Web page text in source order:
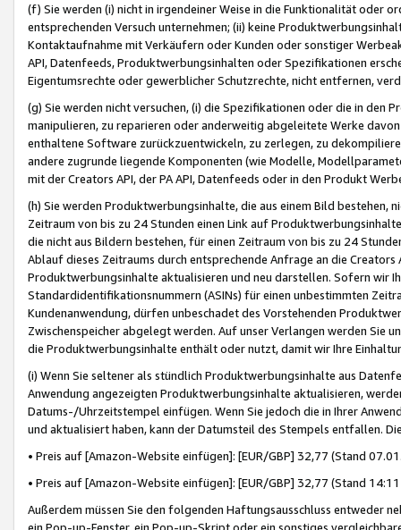
(f) Sie werden (i) nicht in irgendeiner Weise in die Funktionalität oder
entsprechenden Versuch unternehmen; (ii) keine
Kontaktaufnahme mit Verkäufern oder Kunden oder sonstiger
API, Datenfeeds, Produktwerbungsinhalten oder Spezifikationen
Eigentumsrechte oder gewerblicher Schutzrechte, nicht entfernen,
(g) Sie werden nicht versuchen, (i) die Spezifikationen oder die in
manipulieren, zu reparieren oder anderweitig abgeleitete Werke
enthaltene Software zurückzuentwickeln, zu zerlegen, zu
andere zugrunde liegende Komponenten (wie Modelle,
mit der Creators API, der PA API, Datenfeeds oder in den Produkt
(h) Sie werden Produktwerbungsinhalte, die aus einem Bild bestehen,
Zeitraum von bis zu 24 Stunden einen Link auf
die nicht aus Bildern bestehen, für einen Zeitraum von bis zu 24
Ablauf dieses Zeitraums durch entsprechende Anfrage an die
Produktwerbungsinhalte aktualisieren und neu darstellen. Sofern wir
Standardidentifikationsnummern (ASINs) für einen unbestimmten
Kundenanwendung, dürfen unbeschadet des Vorstehenden
Zwischenspeicher abgelegt werden. Auf unser Verlangen werden Sie
die Produktwerbungsinhalte enthält oder nutzt, damit wir Ihre
(i) Wenn Sie seltener als stündlich Produktwerbungsinhalte aus
Anwendung angezeigten Produktwerbungsinhalte aktualisieren,
Datums-/Uhrzeitstempel einfügen. Wenn Sie jedoch die in Ihrer
und aktualisiert haben, kann der Datumsteil des Stempels entfallen.
• Preis auf [Amazon-Website einfügen]: [EUR/GBP] 32,77 (Stand
• Preis auf [Amazon-Website einfügen]: [EUR/GBP] 32,77 (Stand
Außerdem müssen Sie den folgenden Haftungsausschluss entweder
ein Pop-up-Fenster, ein Pop-up-Skript oder ein sonstiges